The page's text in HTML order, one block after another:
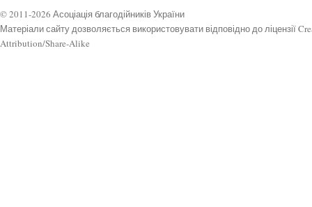
© 2011-2026 Асоціація благодійників України
Матеріали сайту дозволяється використовувати відповідно до ліцензії
Attribution/Share-Alike